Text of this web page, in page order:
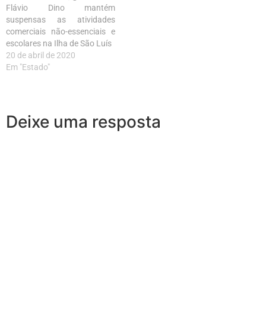
Flávio Dino mantém
suspensas as atividades
comerciais não-essenciais e
escolares na Ilha de São Luís
20 de abril de 2020
Em "Estado"
Deixe uma resposta